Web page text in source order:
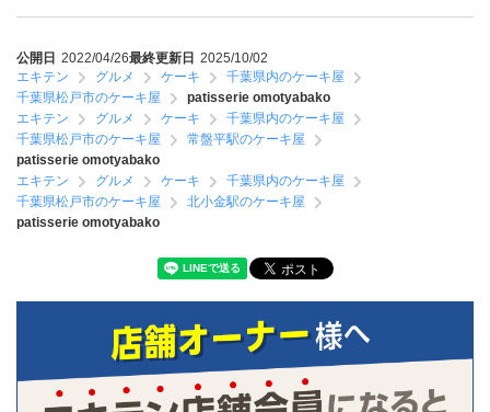
公開日 2022/04/26最終更新日 2025/10/02
エキテン
グルメ ケーキ
千葉県内のケーキ屋
千葉県松戸市のケーキ屋
patisserie omotyabako
エキテン
グルメ ケーキ
千葉県内のケーキ屋
千葉県松戸市のケーキ屋
常盤平駅のケーキ屋
patisserie omotyabako
エキテン
グルメ ケーキ
千葉県内のケーキ屋
千葉県松戸市のケーキ屋
北小金駅のケーキ屋
patisserie omotyabako